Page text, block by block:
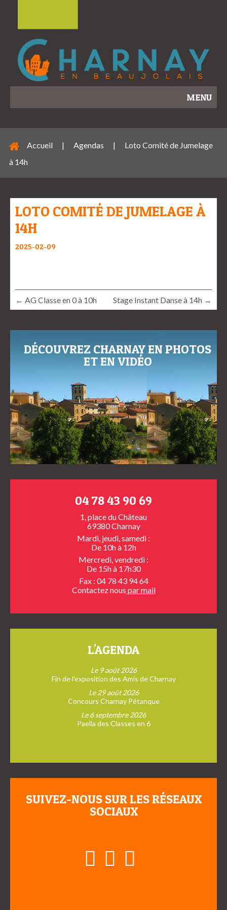
MENU
Accueil | Agendas |
Loto Comité de Jumelage
à 14h
LOTO COMITÉ DE JUMELAGE À
14H
2025-02-09
← AG Classe en 0 à 10h Stage Instant Danse à 14h →
DÉCOUVREZ CHARNAY EN PHOTOS
ET EN VIDÉO
04 78 43 90 69
1, place du Château
69380 Charnay
Mardi, jeudi, samedi :
De 10h à 12h
Mercredi, vendredi :
De 15h à 17h30
Fax : 04 78 43 94 64
Contactez nous par mail
L'AGENDA
Le 9 août 2026
Fin de l’exposition des Amis de Charnay
Le 29 août 2026
Concours Charnay Pétanque
Le 6 septembre 2026
Paella des Classes en 6
SUIVEZ-NOUS SUR LES RÉSEAUX
SOCIAUX